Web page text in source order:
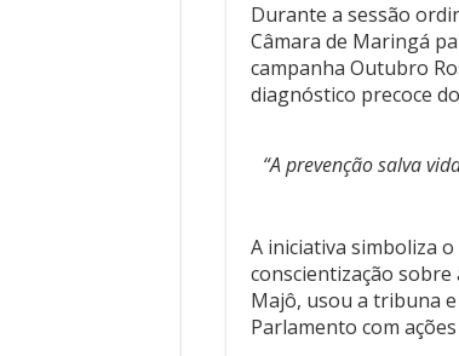
Durante a sessão
Câmara de Maringá
campanha Outubro
diagnóstico precoce
“A prevenção salva
A iniciativa simboliza
conscientização sobre
Majô, usou a tribuna
Parlamento com